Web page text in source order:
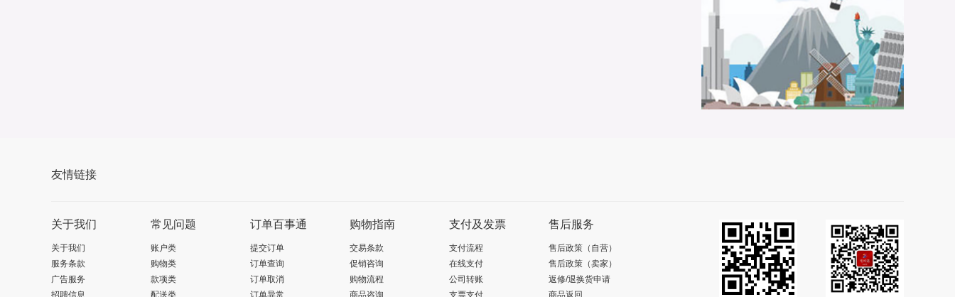
友情链接
关于我们
关于我们
服务条款
广告服务
招聘信息
常见问题
账户类
购物类
款项类
配送类
订单百事通
提交订单
订单查询
订单取消
订单异常
购物指南
交易条款
促销咨询
购物流程
商品咨询
支付及发票
支付流程
在线支付
公司转账
支票支付
售后服务
售后政策（自营）
售后政策（卖家）
返修/退换货申请
商品返回